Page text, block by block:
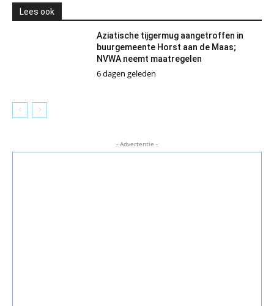
Lees ook
Aziatische tijgermug aangetroffen in
buurgemeente Horst aan de Maas;
NVWA neemt maatregelen
6 dagen geleden
- Advertentie -